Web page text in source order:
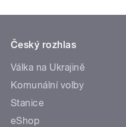
Český rozhlas
Válka na Ukrajině
Komunální volby
Stanice
eShop